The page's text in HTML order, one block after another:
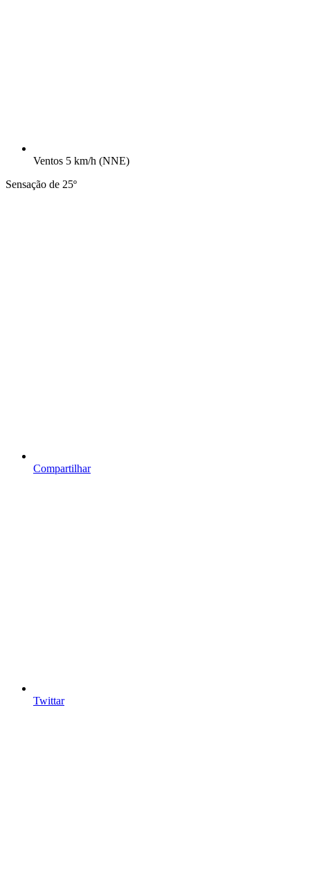
Ventos 5 km/h (NNE)
Sensação de 25º
Compartilhar
Twittar